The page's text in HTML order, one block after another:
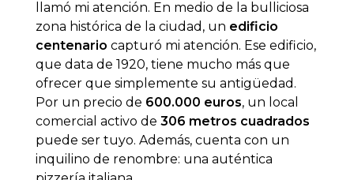
llamó mi atención. En medio de la bulliciosa
zona histórica de la ciudad, un edificio
centenario capturó mi atención. Ese edificio,
que data de 1920, tiene mucho más que
ofrecer que simplemente su antigüedad.
Por un precio de 600.000 euros, un local
comercial activo de 306 metros cuadrados
puede ser tuyo. Además, cuenta con un
inquilino de renombre: una auténtica